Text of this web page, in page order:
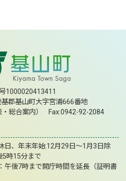
1000020413411
郡基山町大字宮浦666番地
・総合案内） Fax:0942-92-2084
日、年末年始:12月29日～1月3日除
5時15分まで
午後7時まで開庁時間を延長（証明書